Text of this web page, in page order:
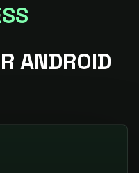
ANDROID